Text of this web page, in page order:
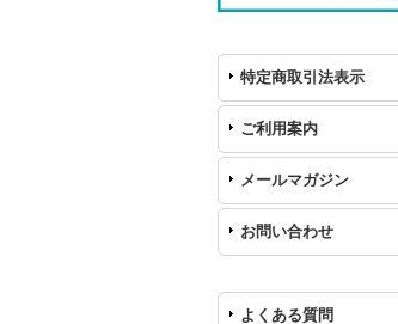
特定商取引法表示
ご利用案内
メールマガジン
お問い合わせ
よくある質問